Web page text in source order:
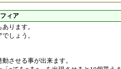
ィア
ります。
しょう。
させる事が出来ます。